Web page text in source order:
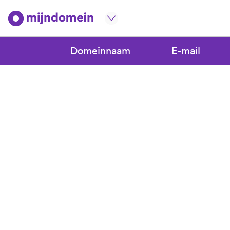
Domeinnaam E-mail